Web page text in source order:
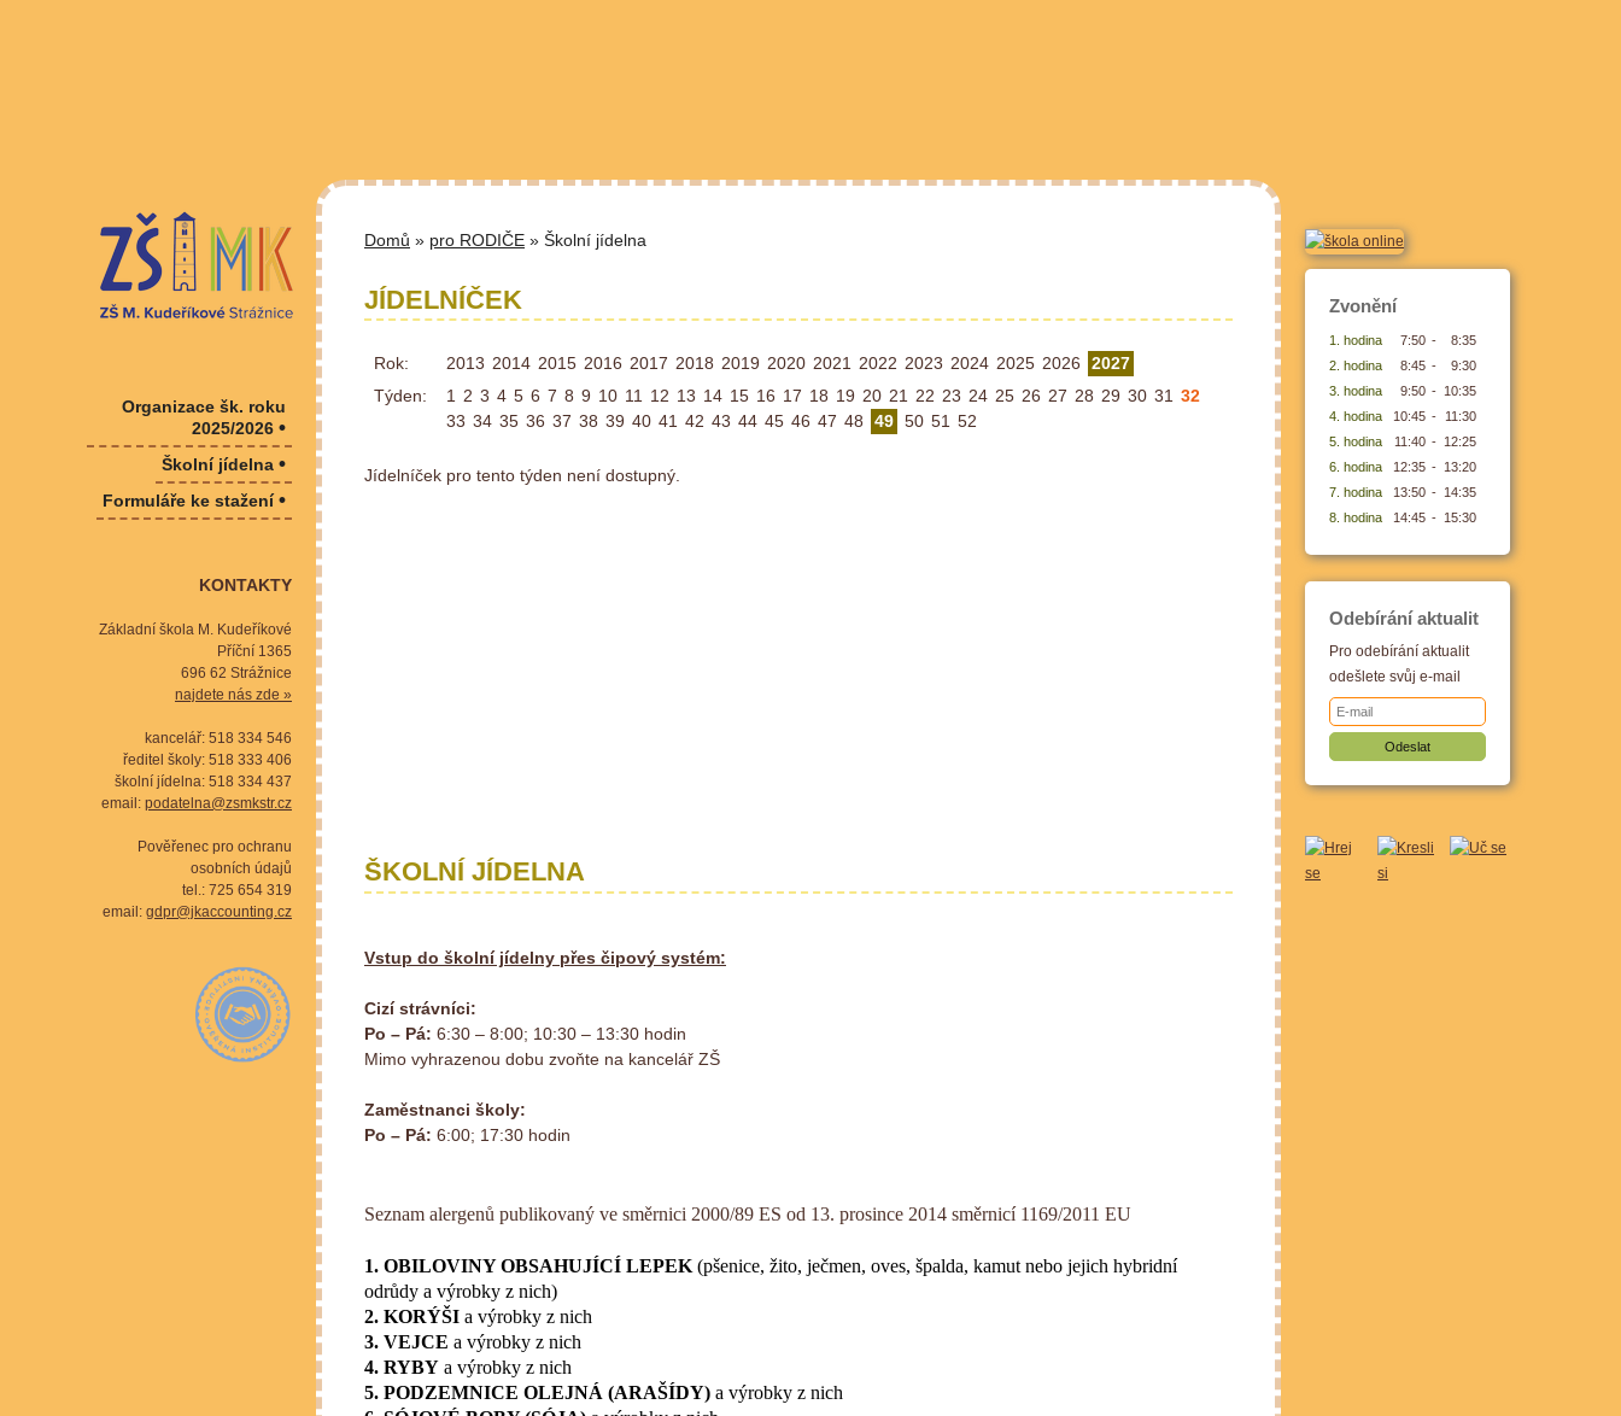
Domů » pro RODIČE » Školní jídelna
JÍDELNÍČEK
Rok: 2013 2014 2015 2016 2017 2018 2019 2020 2021 2022 2023 2024 2025 2026
2027
Týden:
1 2 3 4 5 6 7 8 9 10 11 12 13 14 15 16 17 18 19 20 21 22 23 24 25 26 27 28 29 30 31 32
33 34 35 36 37 38 39 40 41 42 43 44 45 46 47 48 49 50 51 52
Jídelníček pro tento týden není dostupný.
ŠKOLNÍ JÍDELNA
Vstup do školní jídelny přes čipový systém:
Cizí strávníci:
Po – Pá: 6:30 – 8:00; 10:30 – 13:30 hodin
Mimo vyhrazenou dobu zvoňte na kancelář ZŠ
Zaměstnanci školy:
Po – Pá: 6:00; 17:30 hodin
Seznam alergenů publikovaný ve směrnici 2000/89 ES od 13. prosince 2014 směrnicí 1169/2011 EU
1. OBILOVINY OBSAHUJÍCÍ LEPEK (pšenice, žito, ječmen, oves, špalda, kamut nebo jejich hybridní
odrůdy a výrobky z nich)
2. KORÝŠI a výrobky z nich
3. VEJCE a výrobky z nich
4. RYBY a výrobky z nich
5. PODZEMNICE OLEJNÁ (ARAŠÍDY) a výrobky z nich
Organizace šk. roku
2025/2026 •
Školní jídelna •
Formuláře ke stažení•
KONTAKTY
Základní škola M. Kudeříkové
Příční 1365
696 62 Strážnice
najdete nás zde »
kancelář: 518 334 546
ředitel školy: 518 333 406
školní jídelna: 518 334 437
email: podatelna@zsmkstr.cz
Pověřenec pro ochranu
osobních údajů
tel.: 725 654 319
email: gdpr@jkaccounting.cz
Zvonění
1. hodina 7:50 -
8:35
2. hodina
8:45 -
9:30
3. hodina
9:50 - 10:35
4. hodina
10:45 -
11:30
5. hodina
11:40 - 12:25
6. hodina
12:35 - 13:20
7. hodina
13:50 - 14:35
8. hodina
14:45 - 15:30
Odebírání aktualit
Pro odebírání aktualit
odešlete svůj e-mail